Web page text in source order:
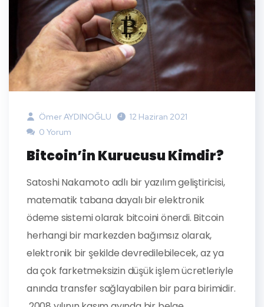
Ömer AYDINOĞLU
12 Haziran 2021
0 Yorum
Bitcoin’in Kurucusu Kimdir?
Satoshi Nakamoto adlı bir yazılım geliştiricisi,
matematik tabana dayalı bir elektronik
ödeme sistemi olarak bitcoini önerdi. Bitcoin
herhangi bir markezden bağımsız olarak,
elektronik bir şekilde devredilebilecek, az ya
da çok farketmeksizin düşük işlem ücretleriyle
anında transfer sağlayabilen bir para birimidir.